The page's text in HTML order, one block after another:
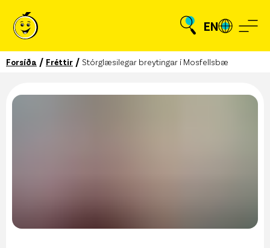
EN
Forsíða / Fréttir / Stórglæsilegar breytingar í Mosfellsbæ